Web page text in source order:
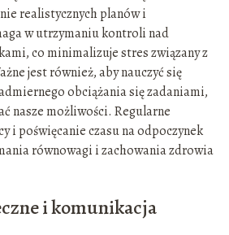
realistycznych planów i
w utrzymaniu kontroli nad
co minimalizuje stres związany z
jest również, aby nauczyć się
obciążania się zadaniami,
nasze możliwości. Regularne
i poświęcanie czasu na odpoczynek
równowagi i zachowania zdrowia
i komunikacja